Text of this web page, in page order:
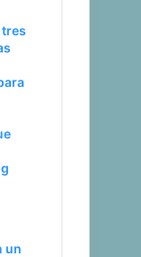
tres
un